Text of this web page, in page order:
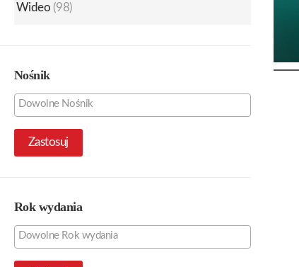
Wideo (98)
Nośnik
Zastosuj
Rok wydania